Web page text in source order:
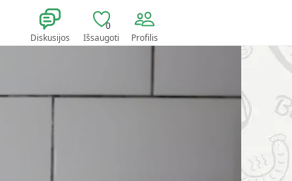
Diskusijos
0
Išsaugoti Profilis